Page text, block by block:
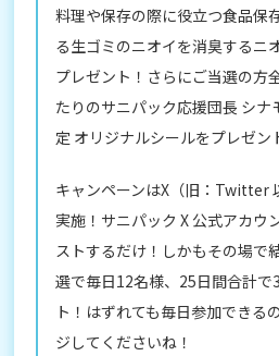
料理や保存の際に役立つ食品保
る生ゴミのニオイを消臭するニ
プレゼント！さらにご当選の方
たりのサニパック応援団長 シナ
定 オリジナルシールをプレゼン
キャンペーンはX（旧：Twitter
実施！サニパック X 公式アカウ
ストするだけ！しかもその場で
選で毎日12名様、25日間合計で
ト！はずれても毎日参加できる
ジしてくださいね！